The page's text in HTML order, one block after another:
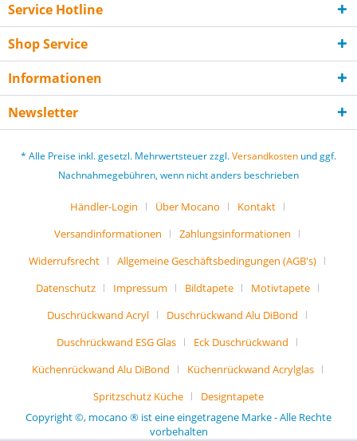
Service Hotline
Shop Service
Informationen
Newsletter
* Alle Preise inkl. gesetzl. Mehrwertsteuer zzgl.Versandkosten und ggf.
Nachnahmegebühren, wenn nicht anders beschrieben
Händler-Login Über Mocano
Kontakt
Versandinformationen
Zahlungsinformationen
Widerrufsrecht
Allgemeine Geschäftsbedingungen (AGB's)
Datenschutz
Impressum Bildtapete
Motivtapete
Duschrückwand Acryl
Duschrückwand Alu DiBond
Duschrückwand ESG Glas
Eck Duschrückwand
Küchenrückwand Alu DiBond
Küchenrückwand Acrylglas
Spritzschutz Küche
Designtapete
Copyright ©, mocano ® ist eine eingetragene Marke - Alle Rechte
vorbehalten